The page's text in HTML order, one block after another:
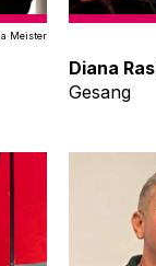
Meister
Diana
Gesang